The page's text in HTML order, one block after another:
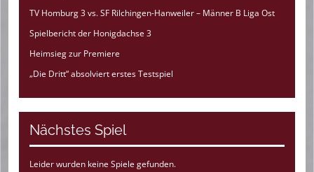
TV Homburg 3 vs. SF Rilchingen-Hanweiler – Männer B Liga Ost
Spielbericht der Honigdachse 3
Heimsieg zur Premiere
„Die Dritt“ absolviert erstes Testspiel
Nächstes Spiel
Leider wurden keine Spiele gefunden.